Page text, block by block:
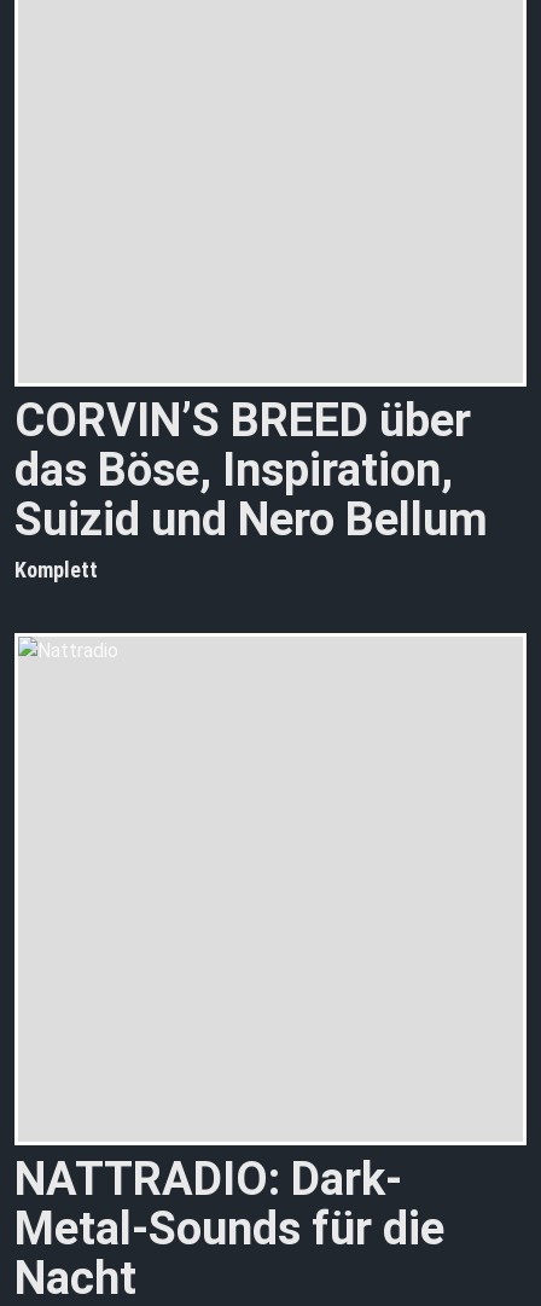
CORVIN’S BREED über
das Böse, Inspiration,
Suizid und Nero Bellum
Komplett
NATTRADIO: Dark-
Metal-Sounds für die
Nacht